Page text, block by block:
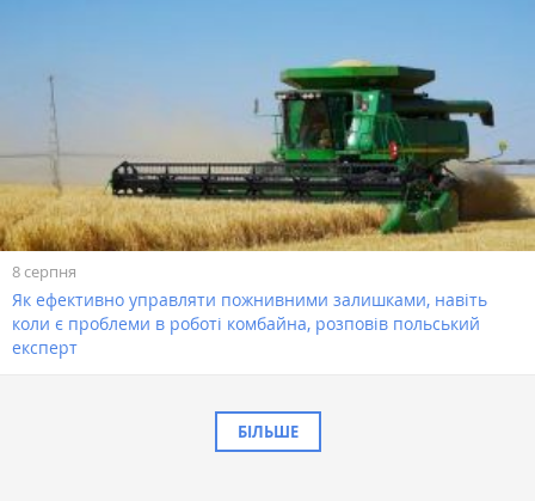
8 серпня
Як ефективно управляти пожнивними залишками, навіть
коли є проблеми в роботі комбайна, розповів польський
експерт
БІЛЬШЕ